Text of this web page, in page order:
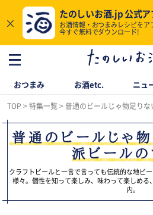
×
たのしいお酒.jp 公式ア
お酒情報・おつまみレシピをア
今すぐ無料でダウンロード!
おつまみ お酒etc. ニュ
TOP 特集一覧 普通のビールじゃ物足り
普通のビールじゃ物
派ビールの
クラフトビールと一言で言っても伝統的な地ビ
様々。個性を知って楽しみ、味わって楽しめる
内。